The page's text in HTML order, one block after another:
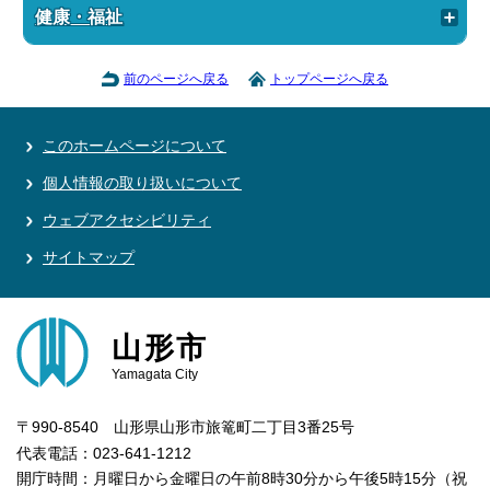
健康・福祉
前のページへ戻る トップページへ戻る
このホームページについて
個人情報の取り扱いについて
ウェブアクセシビリティ
サイトマップ
山形市
Yamagata City
〒990-8540 山形県山形市旅篭町二丁目3番25号
代表電話：023-641-1212
開庁時間：月曜日から金曜日の午前8時30分から午後5時15分（祝